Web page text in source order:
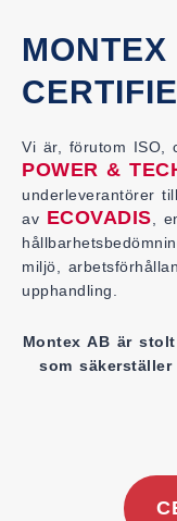
Vi är, förutom ISO,
POWER &
underleverantörer
av ECOVADIS,
miljö,
upphandling.
Montex AB är
som